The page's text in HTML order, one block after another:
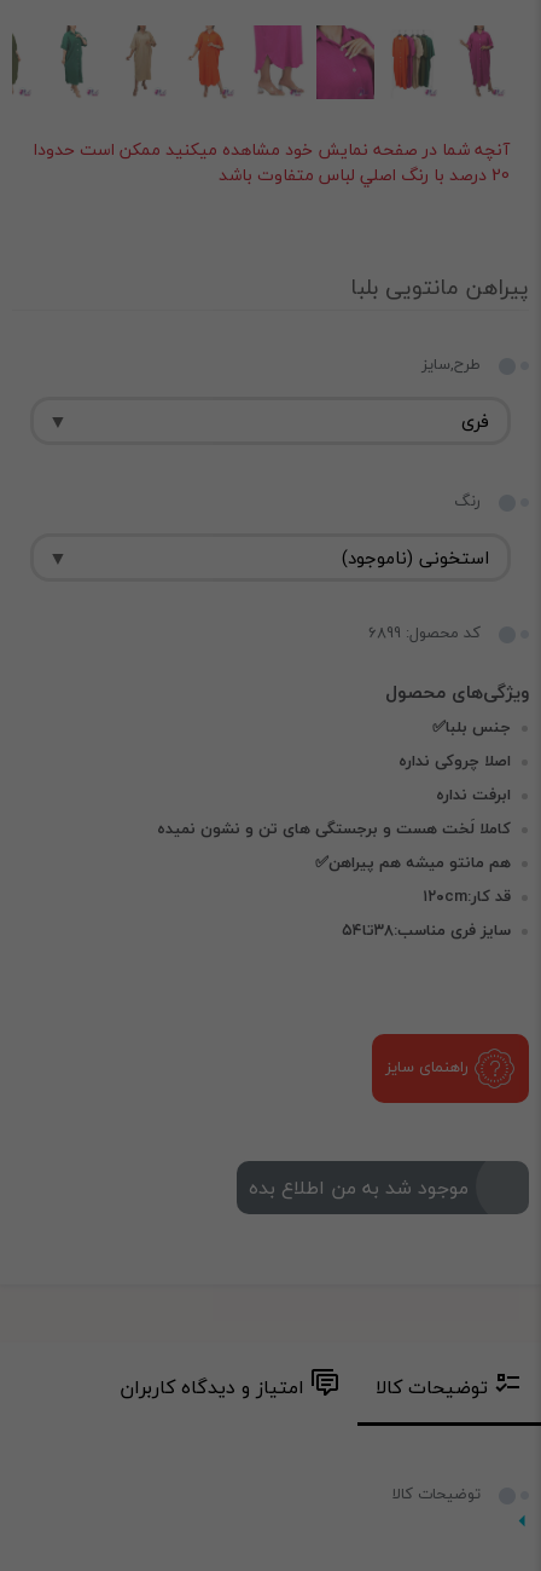
آنچه شما در صفحه نمايش خود مشاهده ميکنيد ممکن است حدودا
20 درصد با رنگ اصلي لباس متفاوت باشد
پیراهن مانتویی بلبا
طرح,سایز
رنگ
کد محصول: 6899
جنس بلبا✅
اصلا چروکی نداره
ابرفت نداره
کاملا لَخت هست و برجستگی های تن و نشون نمیده
هم مانتو میشه هم پیراهن✅
قد کار:۱۲۰cm
سایز فری مناسب:۳۸تا۵۴
راهنمای سایز
موجود شد به من اطلاع بده
توضیحات کالا امتیاز و دیدگاه کاربران
توضیحات کالا